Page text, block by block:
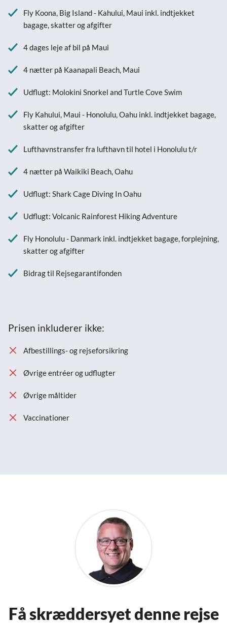
Fly Koona, Big Island - Kahului, Maui inkl. indtjekket
bagage, skatter og afgifter
4 dages leje af bil på Maui
4 nætter på Kaanapali Beach, Maui
Udflugt: Molokini Snorkel and Turtle Cove Swim
Fly Kahului, Maui - Honolulu, Oahu inkl. indtjekket bagage,
skatter og afgifter
Lufthavnstransfer fra lufthavn til hotel i Honolulu t/r
4 nætter på Waikiki Beach, Oahu
Udflugt: Shark Cage Diving In Oahu
Udflugt: Volcanic Rainforest Hiking Adventure
Fly Honolulu - Danmark inkl. indtjekket bagage, forplejning,
skatter og afgifter
Bidrag til Rejsegarantifonden
Prisen inkluderer ikke:
Afbestillings- og rejseforsikring
Øvrige entréer og udflugter
Øvrige måltider
Vaccinationer
Få skræddersyet denne rejse